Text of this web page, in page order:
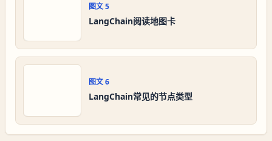
图文5
LangChain阅读地图卡
图文6
LangChain常见的节点类型